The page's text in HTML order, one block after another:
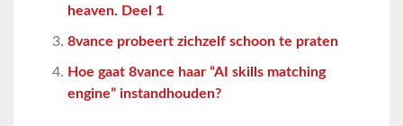
heaven. Deel 1
8vance probeert zichzelf schoon te praten
Hoe gaat 8vance haar “AI skills matching
engine” instandhouden?